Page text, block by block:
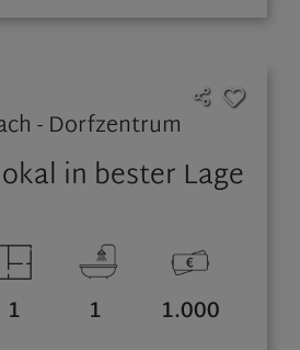
- Dorfzentrum
in bester Lage
1 1 1.000